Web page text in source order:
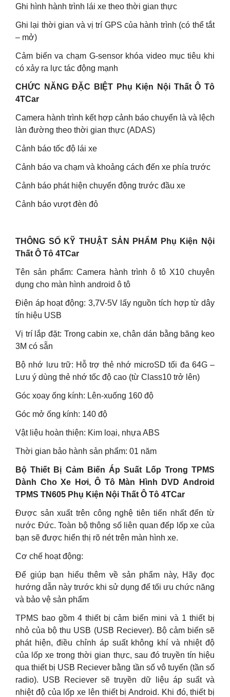
Ghi hình hành trình lái xe theo thời gian thực
Ghi lại thời gian và vị trí GPS của hành trình (có thể tắt
– mở)
Cảm biến va chạm G-sensor khóa video mục tiêu khi
có xảy ra lực tác động mạnh
CHỨC NĂNG ĐẶC BIỆT Phụ Kiện Nội Thất Ô Tô
4TCar
Camera hành trình kết hợp cảnh báo chuyển là và lệch
làn đường theo thời gian thực (ADAS)
Cảnh báo tốc độ lái xe
Cảnh báo va chạm và khoảng cách đến xe phía trước
Cảnh báo phát hiện chuyển động trước đầu xe
Cảnh báo vượt đèn đỏ
THÔNG SỐ KỸ THUẬT SẢN PHẨM Phụ Kiện Nội
Thất Ô Tô 4TCar
Tên sản phẩm: Camera hành trình ô tô X10 chuyên
dụng cho màn hình android ô tô
Điện áp hoạt động: 3,7V-5V lấy nguồn tích hợp từ dây
tín hiệu USB
Vị trí lắp đặt: Trong cabin xe, chân dán bằng băng keo
3M có sẵn
Bộ nhớ lưu trữ: Hỗ trợ thẻ nhớ microSD tối đa 64G –
Lưu ý dùng thẻ nhớ tốc độ cao (từ Class10 trở lên)
Góc xoay ống kính: Lên-xuống 160 độ
Góc mở ống kính: 140 độ
Vật liệu hoàn thiện: Kim loại, nhựa ABS
Thời gian bảo hành sản phẩm: 01 năm
Bộ Thiết Bị Cảm Biến Áp Suất Lốp Trong TPMS
Dành Cho Xe Hơi, Ô Tô Màn Hình DVD Android
TPMS TN605 Phụ Kiện Nội Thất Ô Tô 4TCar
Được sản xuất trên công nghệ tiên tiến nhất đến từ
nước Đức. Toàn bộ thông số liên quan đếp lốp xe của
bạn sẽ được hiển thị rõ nét trên màn hình xe.
Cơ chế hoạt động:
Để giúp bạn hiểu thêm về sản phẩm này, Hãy đọc
hướng dẫn này trước khi sử dụng để tối ưu chức năng
và bảo vệ sản phẩm
TPMS bao gồm 4 thiết bị cảm biến mini và 1 thiết bị
nhỏ của bộ thu USB (USB Reciever). Bộ cảm biến sẽ
phát hiện, điều chỉnh áp suất không khí và nhiệt độ
của lốp xe trong thời gian thực, sau đó truyền tín hiệu
qua thiết bị USB Reciever bằng tần số vô tuyến (tần số
radio). USB Reciever sẽ truyền dữ liệu áp suất và
nhiệt độ của lốp xe lên thiết bị Android. Khi đó, thiết bị